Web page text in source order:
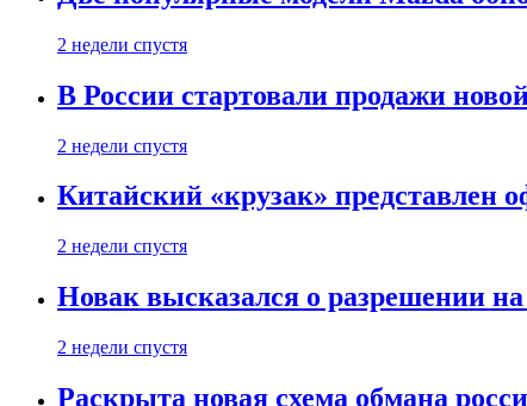
2 недели спустя
В России стартовали продажи
2 недели спустя
Китайский «крузак» представлен
2 недели спустя
Новак высказался о разрешении
2 недели спустя
Раскрыта новая схема обмана